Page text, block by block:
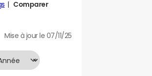
Comparer
Mise à jour le 07/11/25